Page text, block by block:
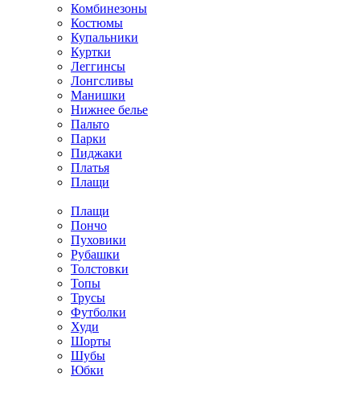
Комбинезоны
Костюмы
Купальники
Куртки
Леггинсы
Лонгсливы
Манишки
Нижнее белье
Пальто
Парки
Пиджаки
Платья
Плащи
Плащи
Пончо
Пуховики
Рубашки
Толстовки
Топы
Трусы
Футболки
Худи
Шорты
Шубы
Юбки